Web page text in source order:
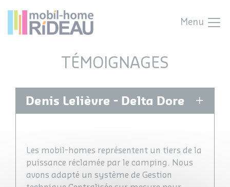
Menu
TÉMOIGNAGES
Denis Lelièvre - Delta Dore
Les mobil-homes représentent un tiers de la
puissance réclamée par le camping. Nous
avons adapté un système de Gestion